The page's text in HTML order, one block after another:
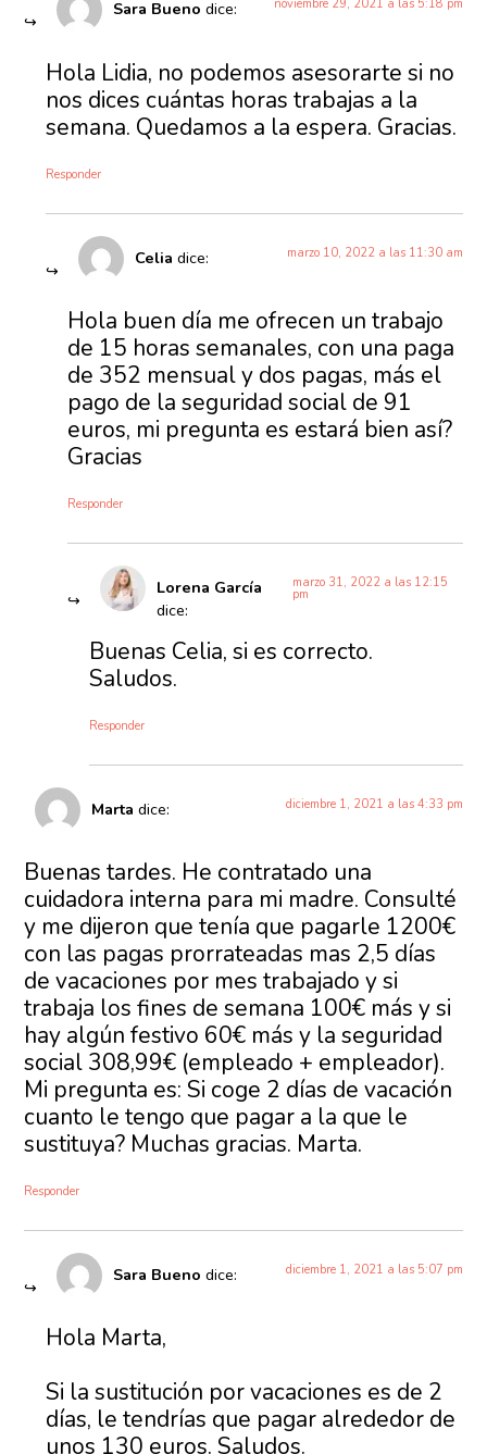
Sara Bueno dice: noviembre 29, 2021 a las 5:18 pm
Hola Lidia, no podemos asesorarte si no
nos dices cuántas horas trabajas a la
semana. Quedamos a la espera. Gracias.
Responder
Celia dice: marzo 10, 2022 a las 11:30 am
Hola buen día me ofrecen un trabajo
de 15 horas semanales, con una paga
de 352 mensual y dos pagas, más el
pago de la seguridad social de 91
euros, mi pregunta es estará bien así?
Gracias
Responder
Lorena García
dice:
marzo 31, 2022 a las 12:15
pm
Buenas Celia, si es correcto.
Saludos.
Responder
Marta dice: diciembre 1, 2021 a las 4:33 pm
Buenas tardes. He contratado una
cuidadora interna para mi madre. Consulté
y me dijeron que tenía que pagarle 1200€
con las pagas prorrateadas mas 2,5 días
de vacaciones por mes trabajado y si
trabaja los fines de semana 100€ más y si
hay algún festivo 60€ más y la seguridad
social 308,99€ (empleado + empleador).
Mi pregunta es: Si coge 2 días de vacación
cuanto le tengo que pagar a la que le
sustituya? Muchas gracias. Marta.
Responder
Sara Bueno dice: diciembre 1, 2021 a las 5:07 pm
Hola Marta,
Si la sustitución por vacaciones es de 2
días, le tendrías que pagar alrededor de
unos 130 euros. Saludos.